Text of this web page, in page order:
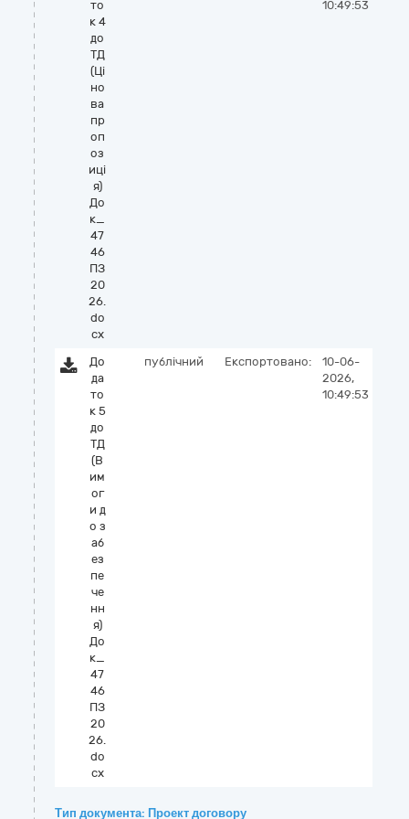
то
к 4
до
ТД
(Ці
но
ва
пр
оп
оз
иці
я)
До
к_
47
46
ПЗ
20
26.
do
cx
10:49:53
До
да
то
к 5
до
ТД
(В
им
ог
и д
о з
аб
ез
пе
че
нн
я)
До
к_
47
46
ПЗ
20
26.
do
cx
публічний Експортовано:
10-06-
2026,
10:49:53
Тип документа: Проект договору